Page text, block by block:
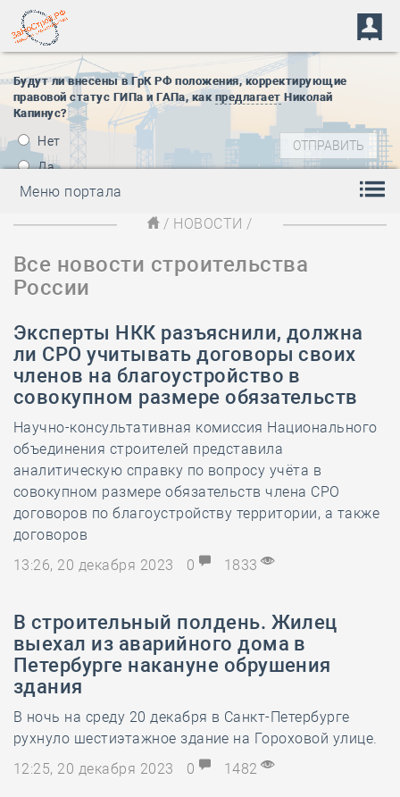
Будут ли внесены в ГрК РФ положения, корректирующие
правовой статус ГИПа и ГАПа, как предлагает Николай
Капинус?
Нет
Да
Меню портала
/ НОВОСТИ /
Все новости строительства
России
Эксперты НКК разъяснили, должна
ли СРО учитывать договоры своих
членов на благоустройство в
совокупном размере обязательств
Научно-консультативная комиссия Национального
объединения строителей представила
аналитическую справку по вопросу учёта в
совокупном размере обязательств члена СРО
договоров по благоустройству территории, а также
договоров
13:26, 20 декабря 2023
0 1833
В строительный полдень. Жилец
выехал из аварийного дома в
Петербурге накануне обрушения
здания
В ночь на среду 20 декабря в Санкт-Петербурге
рухнуло шестиэтажное здание на Гороховой улице.
12:25, 20 декабря 2023
0 1482